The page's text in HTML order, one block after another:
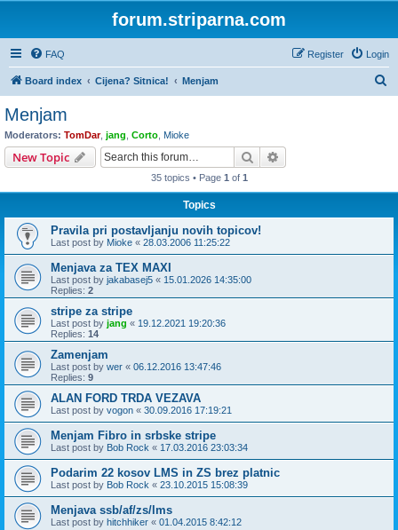
forum.striparna.com
FAQ Login
Register
Board index Cijena? Sitnica! Menjam
Menjam
Moderators: TomDar, jang Corto Mioke
New Topic Search
35 topics • Page 1 of 1
Topics
Pravila pri postavljanju novih topicov!
Last post by Mioke « 28.03.2006 11:25:22
Menjava za TEX MAXI
Last post by jakabasej5 « 15.01.2026 14:35:00
Replies: 2
stripe za stripe
Last post by jang « 19.12.2021 19:20:36
Replies: 14
Zamenjam
Last post by wer « 06.12.2016 13:47:46
Replies: 9
ALAN FORD TRDA VEZAVA
Last post by vogon « 30.09.2016 17:19:21
Menjam Fibro in srbske stripe
Last post by Bob Rock « 17.03.2016 23:03:34
Podarim 22 kosov LMS in ZS brez platnic
Last post by Bob Rock « 23.10.2015 15:08:39
Menjava ssb/af/zs/lms
Last post by hitchhiker « 01.04.2015 8:42:12